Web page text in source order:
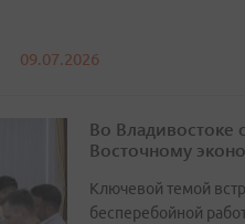
09.07.2026
Во Владивостоке
Восточному
Ключевой темой
бесперебойной